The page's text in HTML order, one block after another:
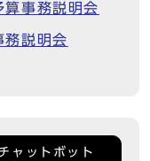
事務説明会
説明会
ャットボット